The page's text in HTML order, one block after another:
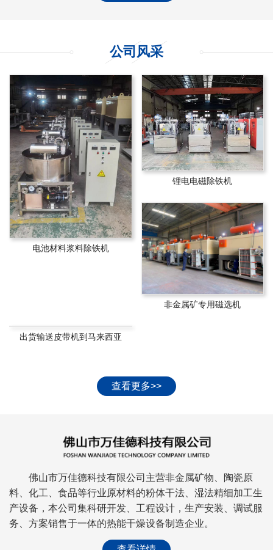
公司风采
电池材料浆料除铁机
锂电电磁除铁机
非金属矿专用磁选机
出货输送皮带机到马来西亚
查看更多>>
佛山市万佳德科技有限公司主营非金属矿物、陶瓷原
料、化工、食品等行业原材料的粉体干法、湿法精细加工生
产设备，本公司集科研开发、工程设计，生产安装、调试服
务、方案销售于一体的热能干燥设备制造企业。